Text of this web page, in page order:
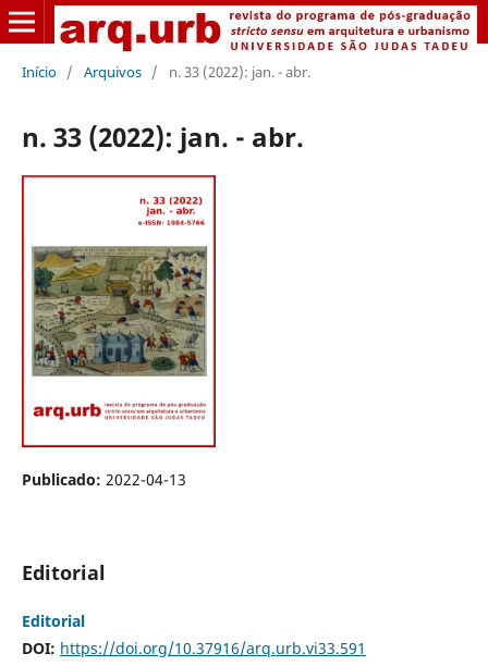
Início / Arquivos / n. 33 (2022): jan. - abr.
n. 33 (2022): jan. - abr.
Publicado: 2022-04-13
Editorial
Editorial
DOI: https://doi.org/10.37916/arq.urb.vi33.591